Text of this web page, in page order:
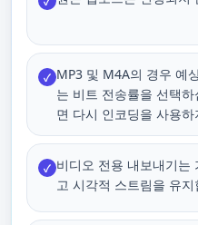
✓ MP3 및 M4A의 경우 예
는 비트 전송률을 선택
면 다시 인코딩을 사용
✓ 비디오 전용 내보내기는
고 시각적 스트림을 유지